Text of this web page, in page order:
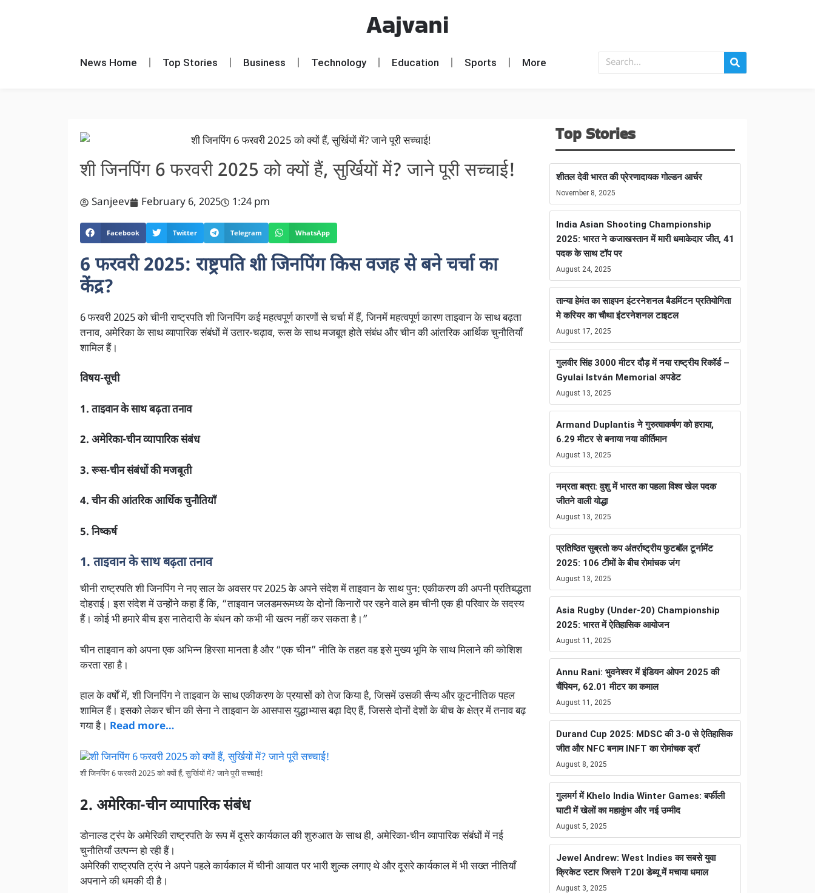
Aajvani
News Home Top Stories Business Technology Education Sports More
शी जिनपिंग 6 फरवरी 2025 को क्यों हैं, सुर्खियों में? जाने पूरी सच्चाई!
Sanjeev February 6, 2025 1:24 pm
Facebook Twitter Telegram WhatsApp
6 फरवरी 2025: राष्ट्रपति शी जिनपिंग किस वजह से बने चर्चा का
केंद्र?
6 फरवरी 2025 को चीनी राष्ट्रपति शी जिनपिंग कई महत्वपूर्ण कारणों से चर्चा में हैं, जिनमें महत्वपूर्ण कारण ताइवान के साथ बढ़ता
तनाव, अमेरिका के साथ व्यापारिक संबंधों में उतार-चढ़ाव, रूस के साथ मजबूत होते संबंध और चीन की आंतरिक आर्थिक चुनौतियाँ
शामिल हैं।
विषय-सूची
1. ताइवान के साथ बढ़ता तनाव
2. अमेरिका-चीन व्यापारिक संबंध
3. रूस-चीन संबंधों की मजबूती
4. चीन की आंतरिक आर्थिक चुनौतियाँ
5. निष्कर्ष
1. ताइवान के साथ बढ़ता तनाव
चीनी राष्ट्रपति शी जिनपिंग ने नए साल के अवसर पर 2025 के अपने संदेश में ताइवान के साथ पुन: एकीकरण की अपनी प्रतिबद्धता
दोहराई। इस संदेश में उन्होंने कहा हैं कि, “ताइवान जलडमरूमध्य के दोनों किनारों पर रहने वाले हम चीनी एक ही परिवार के सदस्य
हैं। कोई भी हमारे बीच इस नातेदारी के बंधन को कभी भी खत्म नहीं कर सकता है।”
चीन ताइवान को अपना एक अभिन्न हिस्सा मानता है और “एक चीन” नीति के तहत वह इसे मुख्य भूमि के साथ मिलाने की कोशिश
करता रहा है।
हाल के वर्षों में, शी जिनपिंग ने ताइवान के साथ एकीकरण के प्रयासों को तेज किया है, जिसमें उसकी सैन्य और कूटनीतिक पहल
शामिल हैं। इसको लेकर चीन की सेना ने ताइवान के आसपास युद्धाभ्यास बढ़ा दिए हैं, जिससे दोनों देशों के बीच के क्षेत्र में तनाव बढ़
गया है। Read more…
शी जिनपिंग 6 फरवरी 2025 को क्यों हैं, सुर्खियों में? जाने पूरी सच्चाई!
2. अमेरिका-चीन व्यापारिक संबंध
डोनाल्ड ट्रंप के अमेरिकी राष्ट्रपति के रूप में दूसरे कार्यकाल की शुरुआत के साथ ही, अमेरिका-चीन व्यापारिक संबंधों में नई
चुनौतियाँ उत्पन्न हो रही हैं।
अमेरिकी राष्ट्रपति ट्रंप ने अपने पहले कार्यकाल में चीनी आयात पर भारी शुल्क लगाए थे और दूसरे कार्यकाल में भी सख्त नीतियाँ
अपनाने की धमकी दी है।
Top Stories
शीतल देवी भारत की प्रेरणादायक गोल्डन आर्चर
November 8, 2025
India Asian Shooting Championship
2025: भारत ने कजाखस्तान में मारी धमाकेदार जीत, 41
पदक के साथ टॉप पर
August 24, 2025
तान्या हेमंत का साइपन इंटरनेशनल बैडमिंटन प्रतियोगिता
मे करियर का चौथा इंटरनेशनल टाइटल
August 17, 2025
गुलवीर सिंह 3000 मीटर दौड़ में नया राष्ट्रीय रिकॉर्ड –
Gyulai István Memorial अपडेट
August 13, 2025
Armand Duplantis ने गुरुत्वाकर्षण को हराया,
6.29 मीटर से बनाया नया कीर्तिमान
August 13, 2025
नम्रता बत्रा: वुशु में भारत का पहला विश्व खेल पदक
जीतने वाली योद्धा
August 13, 2025
प्रतिष्ठित सुब्रतो कप अंतर्राष्ट्रीय फुटबॉल टूर्नामेंट
2025: 106 टीमों के बीच रोमांचक जंग
August 13, 2025
Asia Rugby (Under-20) Championship
2025: भारत में ऐतिहासिक आयोजन
August 11, 2025
Annu Rani: भुवनेश्वर में इंडियन ओपन 2025 की
चैंपियन, 62.01 मीटर का कमाल
August 11, 2025
Durand Cup 2025: MDSC की 3-0 से ऐतिहासिक
जीत और NFC बनाम INFT का रोमांचक ड्रॉ
August 8, 2025
गुलमर्ग में Khelo India Winter Games: बर्फीली
घाटी में खेलों का महाकुंभ और नई उम्मीद
August 5, 2025
Jewel Andrew: West Indies का सबसे युवा
क्रिकेट स्टार जिसने T20I डेब्यू में मचाया धमाल
August 3, 2025